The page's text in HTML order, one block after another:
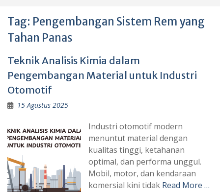
Tag: Pengembangan Sistem Rem yang
Tahan Panas
Teknik Analisis Kimia dalam
Pengembangan Material untuk Industri
Otomotif
15 Agustus 2025
Industri otomotif modern
menuntut material dengan
kualitas tinggi, ketahanan
optimal, dan performa unggul.
Mobil, motor, dan kendaraan
komersial kini tidak Read More …